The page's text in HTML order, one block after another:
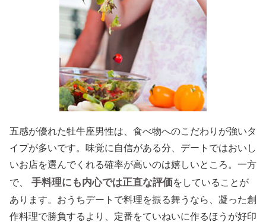
五感が優れた牡牛座男性は、食べ物へのこだわりが強いタ
イプが多いです。味覚に自信がある分、デートではおいし
いお店を選んでくれる確率が高いのは嬉しいところ。一方
で、
手料理にも内心では正直な評価をしていることが
あります。おうちデートで料理を振る舞うなら、凝った創
作料理で勝負するより、定番をていねいに作るほうが好印